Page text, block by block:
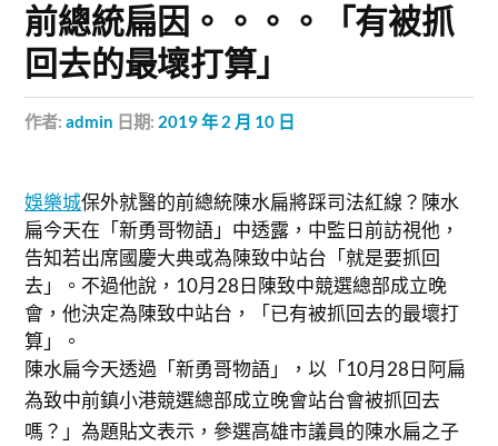
前總統扁因。。。。「有被抓
回去的最壞打算」
作者:admin 日期: 2019 年 2 月 10 日
娛樂城保外就醫的前總統陳水扁將踩司法紅線？陳水
扁今天在「新勇哥物語」中透露，中監日前訪視他，
告知若出席國慶大典或為陳致中站台「就是要抓回
去」。不過他說，10月28日陳致中競選總部成立晚
會，他決定為陳致中站台，「已有被抓回去的最壞打
算」。
陳水扁今天透過「新勇哥物語」，以「10月28日阿扁
為致中前鎮小港競選總部成立晚會站台會被抓回去
嗎？」為題貼文表示，參選高雄市議員的陳水扁之子